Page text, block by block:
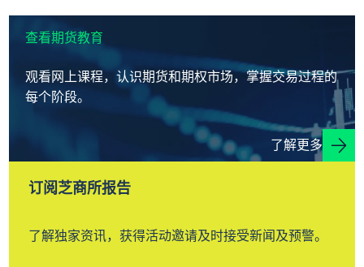
查看期货教育
观看网上课程，认识期货和期权市场，掌握交易过程的
每个阶段。
了解更多
订阅芝商所报告
了解独家资讯，获得活动邀请及时接受新闻及预警。